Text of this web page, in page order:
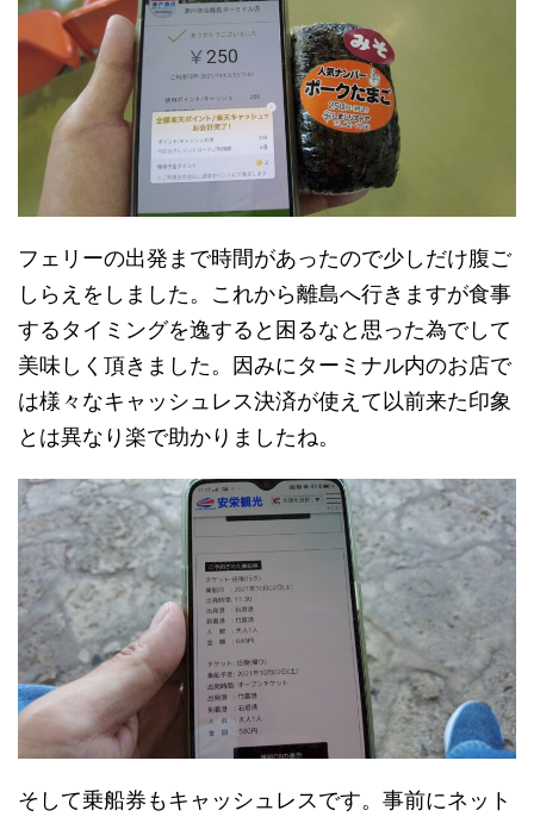
フェリーの出発まで時間があったので少しだけ腹ご
しらえをしました。これから離島へ行きますが食事
するタイミングを逸すると困るなと思った為でして
美味しく頂きました。因みにターミナル内のお店で
は様々なキャッシュレス決済が使えて以前来た印象
とは異なり楽で助かりましたね。
そして乗船券もキャッシュレスです。事前にネット